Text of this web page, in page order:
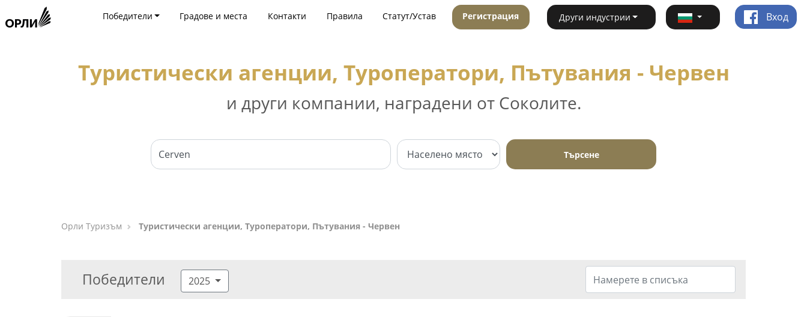
Победители Градове и места Контакти Правила Статут/Устав Регистрация Други индустрии Вход
Туристически агенции, Туроператори, Пътувания - Червен
и други компании, наградени от Соколите.
Търсене
Орли Туризъм Туристически агенции, Туроператори, Пътувания - Червен
Победители 2025